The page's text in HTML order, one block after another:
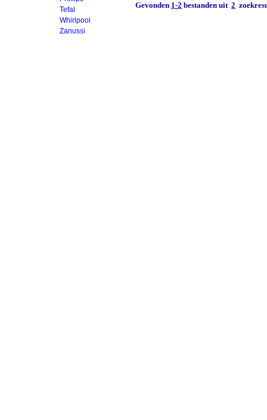
Tefal
Whirlpool
Zanussi
Gevonden 1-2 bestanden uit 2